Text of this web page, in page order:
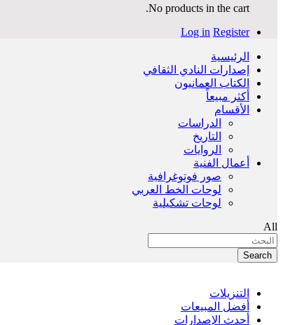
No products in the cart.
Log in Register
الرئيسية
إصدارات النادي الثقافي
الكتاب العمانيون
أكثر مبيعاً
الأقسام
الدراسات
التاريخ
الروايات
أعمال الفنية
صور فوتوغرافية
لوحات الخط العربي
لوحات تشكيلية
All
Search
التنزيلات
أفضل المبيعات
أحدث الإصدارات